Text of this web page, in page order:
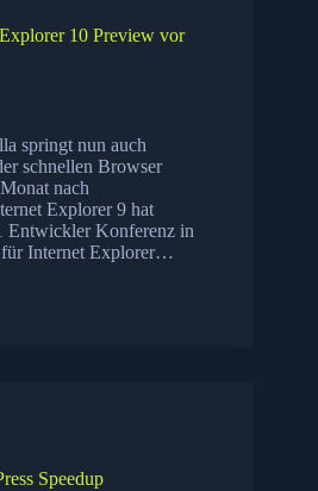
10 Preview vor
springt nun auch
schnellen Browser
nach
Explorer 9 hat
Entwickler Konferenz in
für Internet Explorer…
Speedup